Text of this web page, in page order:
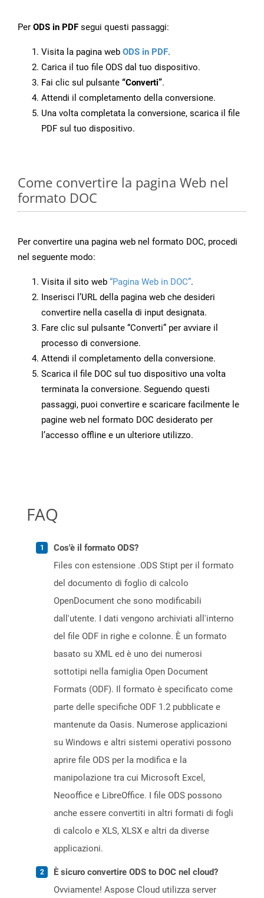
Per ODS in PDF segui questi passaggi:
Visita la pagina web ODS in PDF.
Carica il tuo file ODS dal tuo dispositivo.
Fai clic sul pulsante “Converti”.
Attendi il completamento della conversione.
Una volta completata la conversione, scarica il file
PDF sul tuo dispositivo.
Come convertire la pagina Web nel
formato DOC
Per convertire una pagina web nel formato DOC, procedi
nel seguente modo:
Visita il sito web “Pagina Web in DOC”.
Inserisci l’URL della pagina web che desideri
convertire nella casella di input designata.
Fare clic sul pulsante “Converti” per avviare il
processo di conversione.
Attendi il completamento della conversione.
Scarica il file DOC sul tuo dispositivo una volta
terminata la conversione. Seguendo questi
passaggi, puoi convertire e scaricare facilmente le
pagine web nel formato DOC desiderato per
l’accesso offline e un ulteriore utilizzo.
FAQ
Cos'è il formato ODS?
Files con estensione .ODS Stipt per il formato
del documento di foglio di calcolo
OpenDocument che sono modificabili
dall'utente. I dati vengono archiviati all'interno
del file ODF in righe e colonne. È un formato
basato su XML ed è uno dei numerosi
sottotipi nella famiglia Open Document
Formats (ODF). Il formato è specificato come
parte delle specifiche ODF 1.2 pubblicate e
mantenute da Oasis. Numerose applicazioni
su Windows e altri sistemi operativi possono
aprire file ODS per la modifica e la
manipolazione tra cui Microsoft Excel,
Neooffice e LibreOffice. I file ODS possono
anche essere convertiti in altri formati di fogli
di calcolo e XLS, XLSX e altri da diverse
applicazioni.
È sicuro convertire ODS to DOC nel cloud?
Ovviamente! Aspose Cloud utilizza server